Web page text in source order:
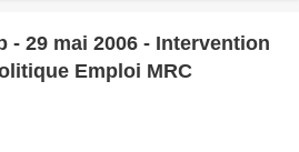
- 29 mai 2006 - Intervention
Emploi MRC